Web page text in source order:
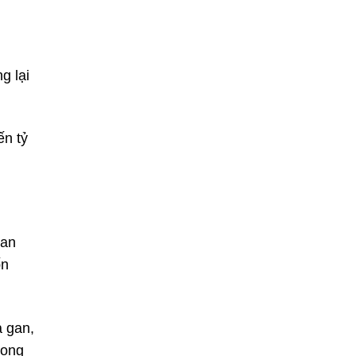
lại
tỷ
gan,